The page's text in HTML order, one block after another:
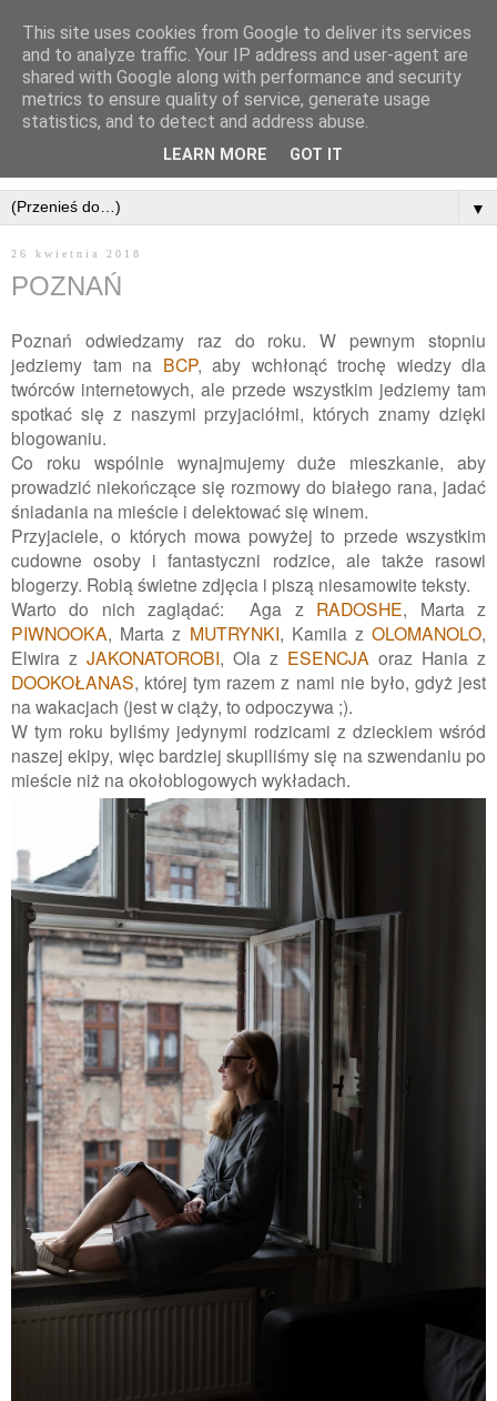
▼
26 kwietnia 2018
POZNAŃ
Poznań odwiedzamy raz do roku. W pewnym stopniu
jedziemy tam na BCP, aby wchłonąć trochę wiedzy dla
twórców internetowych, ale przede wszystkim jedziemy tam
spotkać się z naszymi przyjaciółmi, których znamy dzięki
blogowaniu.
Co roku wspólnie wynajmujemy duże mieszkanie, aby
prowadzić niekończące się rozmowy do białego rana, jadać
śniadania na mieście i delektować się winem.
Przyjaciele, o których mowa powyżej to przede wszystkim
cudowne osoby i fantastyczni rodzice, ale także rasowi
blogerzy. Robią świetne zdjęcia i piszą niesamowite teksty.
Warto do nich zaglądać: Aga z RADOSHE, Marta z
PIWNOOKA, Marta z MUTRYNKI, Kamila z OLOMANOLO,
Elwira z JAKONATOROBI, Ola z ESENCJA oraz Hania z
DOOKOŁANAS, której tym razem z nami nie było, gdyż jest
na wakacjach (jest w ciąży, to odpoczywa ;).
W tym roku byliśmy jedynymi rodzicami z dzieckiem wśród
naszej ekipy, więc bardziej skupiliśmy się na szwendaniu po
mieście niż na okołoblogowych wykładach.
This site uses cookies from Google to deliver its services
and to analyze traffic. Your IP address and user-agent are
shared with Google along with performance and security
metrics to ensure quality of service, generate usage
statistics, and to detect and address abuse.
LEARN MORE GOT IT